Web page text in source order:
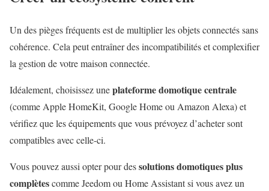
Un des pièges fréquents est de multiplier les objets connectés sans
cohérence. Cela peut entraîner des incompatibilités et complexifier
la gestion de votre maison connectée.
Idéalement, choisissez uneplateforme domotique centrale
(comme Apple HomeKit, Google Home ou Amazon Alexa) et
vérifiez que les équipements que vous prévoyez d’acheter sont
compatibles avec celle-ci.
Vous pouvez aussi opter pour dessolutions domotiques plus
complètescomme Jeedom ou Home Assistant si vous avez un